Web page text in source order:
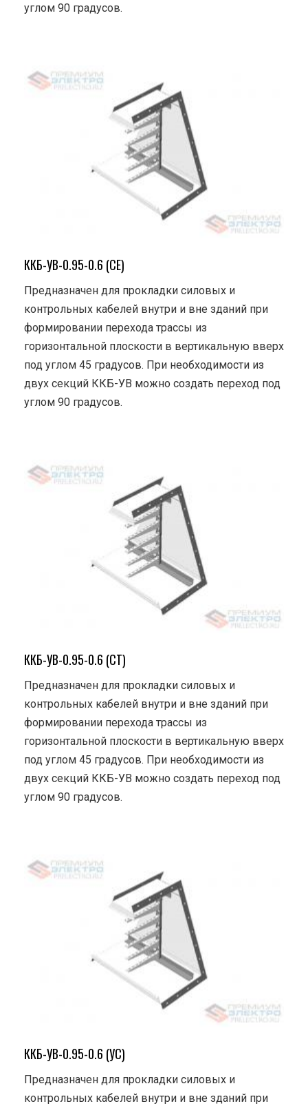
углом 90 градусов.
ККБ-УВ-0.95-0.6 (СЕ)
Предназначен для прокладки силовых и
контрольных кабелей внутри и вне зданий при
формировании перехода трассы из
горизонтальной плоскости в вертикальную вверх
под углом 45 градусов. При необходимости из
двух секций ККБ-УВ можно создать переход под
углом 90 градусов.
ККБ-УВ-0.95-0.6 (СТ)
Предназначен для прокладки силовых и
контрольных кабелей внутри и вне зданий при
формировании перехода трассы из
горизонтальной плоскости в вертикальную вверх
под углом 45 градусов. При необходимости из
двух секций ККБ-УВ можно создать переход под
углом 90 градусов.
ККБ-УВ-0.95-0.6 (УС)
Предназначен для прокладки силовых и
контрольных кабелей внутри и вне зданий при